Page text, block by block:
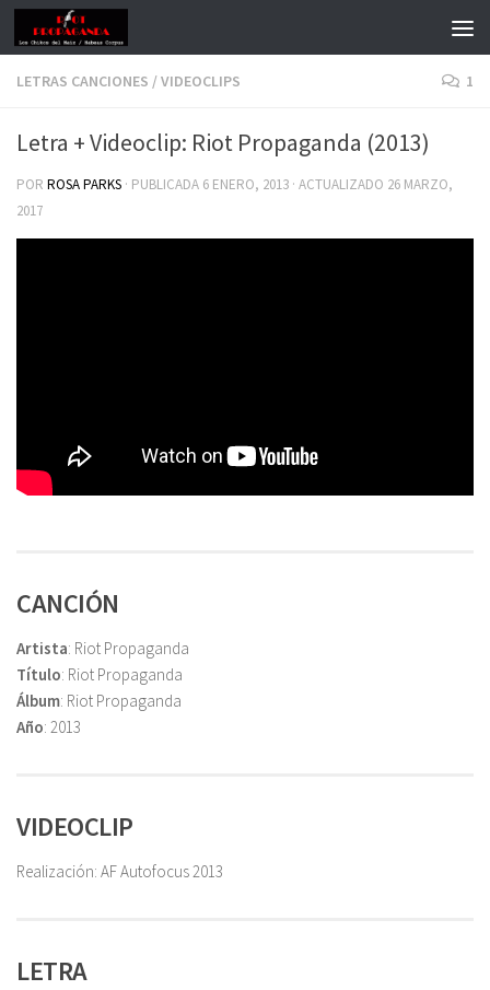
LETRAS CANCIONES /VIDEOCLIPS 1
Letra + Videoclip: Riot Propaganda (2013)
POR ROSA PARKS · PUBLICADA 6 ENERO, 2013 · ACTUALIZADO 26 MARZO,
2017
CANCIÓN
Artista: Riot Propaganda
Título: Riot Propaganda
Álbum: Riot Propaganda
Año: 2013
VIDEOCLIP
Realización: AF Autofocus 2013
LETRA